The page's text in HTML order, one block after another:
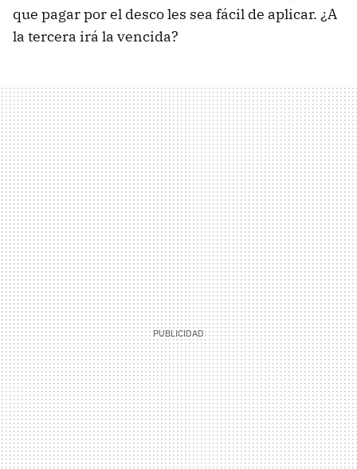
que pagar por el desco les sea fácil de aplicar. ¿A
la tercera irá la vencida?